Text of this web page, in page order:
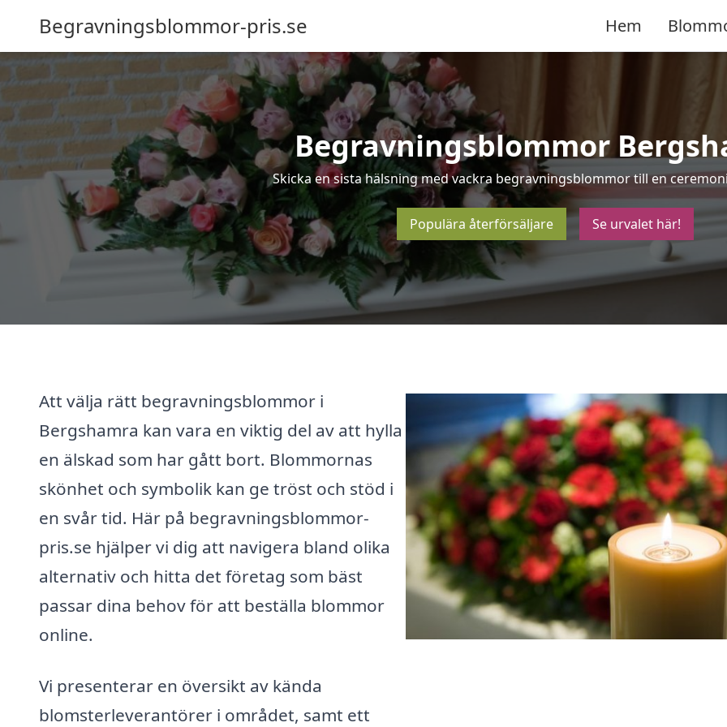
Begravningsblommor-pris.se Hem
Begravningsblommor
Skicka en sista hälsning med vackra begravningsblommor till en
Populära återförsäljare Se urvalet här!
Att välja rätt begravningsblommor i
Bergshamra kan vara en viktig del av att hylla
en älskad som har gått bort. Blommornas
skönhet och symbolik kan ge tröst och stöd i
en svår tid. Här på begravningsblommor-
pris.se hjälper vi dig att navigera bland olika
alternativ och hitta det företag som bäst
passar dina behov för att beställa blommor
online.
Vi presenterar en översikt av kända
blomsterleverantörer i området, samt ett